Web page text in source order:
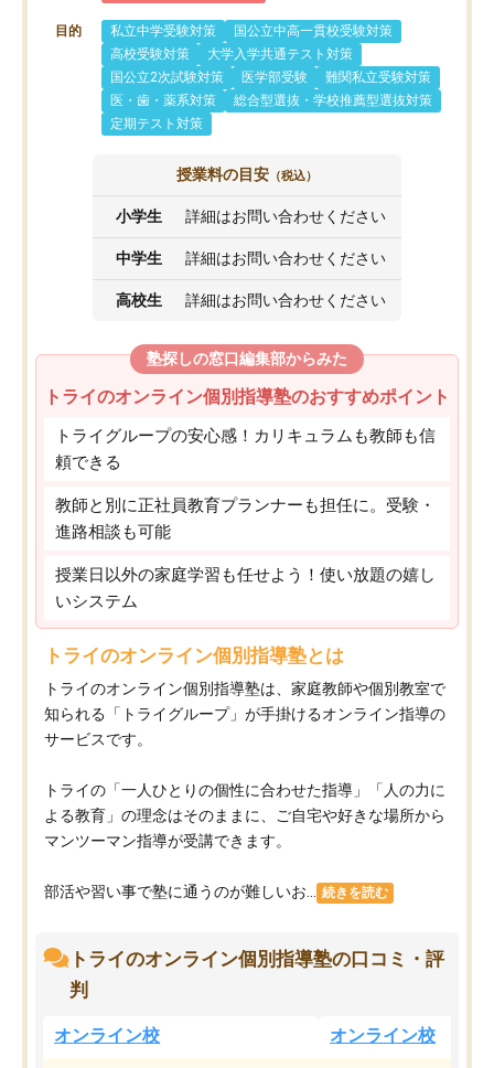
目的 私立中学受験対策
国公立中高一貫校受験対策
高校受験対策
大学入学共通テスト対策
国公立2次試験対策
医学部受験
難関私立受験対策
医・歯・薬系対策
総合型選抜・学校推薦型選抜対策
定期テスト対策
授業料の目安 （税込）
小学生 詳細はお問い合わせください
中学生 詳細はお問い合わせください
高校生 詳細はお問い合わせください
塾探しの窓口編集部からみた
トライのオンライン個別指導塾のおすすめポイント
トライグループの安心感！カリキュラムも教師も信
頼できる
教師と別に正社員教育プランナーも担任に。受験・
進路相談も可能
授業日以外の家庭学習も任せよう！使い放題の嬉し
いシステム
トライのオンライン個別指導塾とは
トライのオンライン個別指導塾は、家庭教師や個別教室で
知られる「トライグループ」が手掛けるオンライン指導の
サービスです。
トライの「一人ひとりの個性に合わせた指導」「人の力に
よる教育」の理念はそのままに、ご自宅や好きな場所から
マンツーマン指導が受講できます。
部活や習い事で塾に通うのが難しいお... 続きを読む
トライのオンライン個別指導塾の口コミ・評
判
オンライン校 オンライン校